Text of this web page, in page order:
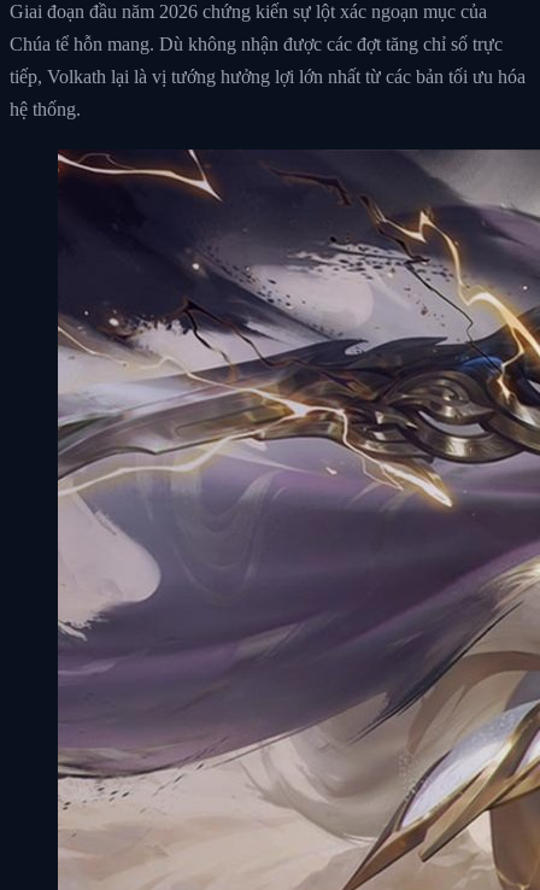
Giai đoạn đầu năm 2026 chứng kiến sự lột xác ngoạn mục của
Chúa tể hỗn mang. Dù không nhận được các đợt tăng chỉ số trực
tiếp, Volkath lại là vị tướng hưởng lợi lớn nhất từ các bản tối ưu hóa
hệ thống.